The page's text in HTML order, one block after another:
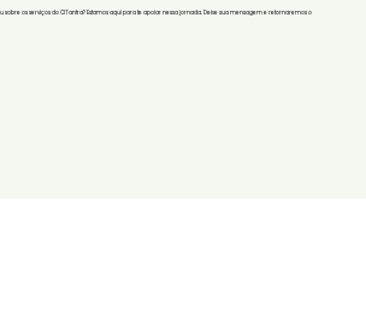
sobre os serviços do CITantra? Estamos aqui para te apoiar nessa jornada. Deixe sua mensagem e retornaremos o